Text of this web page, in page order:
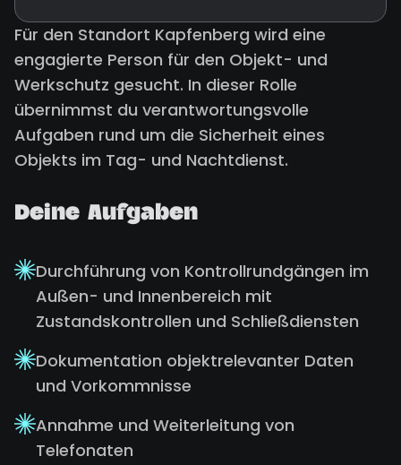
Für den Standort Kapfenberg wird eine
engagierte Person für den Objekt- und
Werkschutz gesucht. In dieser Rolle
übernimmst du verantwortungsvolle
Aufgaben rund um die Sicherheit eines
Objekts im Tag- und Nachtdienst.
Deine Aufgaben
Durchführung von Kontrollrundgängen im
Außen- und Innenbereich mit
Zustandskontrollen und Schließdiensten
Dokumentation objektrelevanter Daten
und Vorkommnisse
Annahme und Weiterleitung von
Telefonaten